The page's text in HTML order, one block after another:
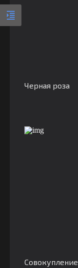
Черная роза
Совокупление